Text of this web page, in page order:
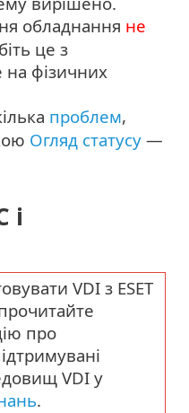
обладнання не
це з
фізичних
проблем,
Огляд статусу —
і
VDI з ESET
про
VDI у
.